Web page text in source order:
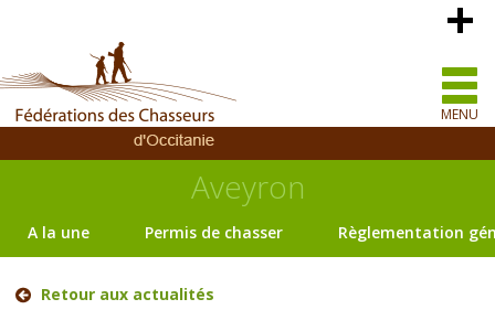
MENU
Aveyron
A la une Permis de chasser Règlementation
Retour aux actualités